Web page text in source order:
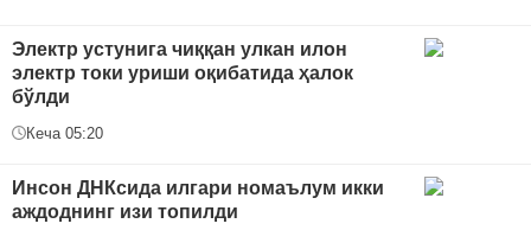
Электр устунига чиққан улкан илон
электр токи уриши оқибатида ҳалок
бўлди
Кеча 05:20
Инсон ДНКсида илгари номаълум икки
аждоднинг изи топилди